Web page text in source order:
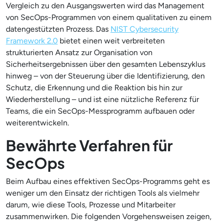
Vergleich zu den Ausgangswerten wird das Management
von SecOps-Programmen von einem qualitativen zu einem
datengestützten Prozess. Das NIST Cybersecurity
Framework 2.0 bietet einen weit verbreiteten
strukturierten Ansatz zur Organisation von
Sicherheitsergebnissen über den gesamten Lebenszyklus
hinweg – von der Steuerung über die Identifizierung, den
Schutz, die Erkennung und die Reaktion bis hin zur
Wiederherstellung – und ist eine nützliche Referenz für
Teams, die ein SecOps-Messprogramm aufbauen oder
weiterentwickeln.
Bewährte Verfahren für
SecOps
Beim Aufbau eines effektiven SecOps-Programms geht es
weniger um den Einsatz der richtigen Tools als vielmehr
darum, wie diese Tools, Prozesse und Mitarbeiter
zusammenwirken. Die folgenden Vorgehensweisen zeigen,